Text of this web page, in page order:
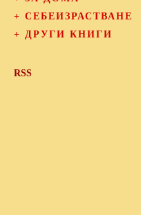
+ СЕБЕИЗРАСТВАНЕ
+ ДРУГИ КНИГИ
RSS